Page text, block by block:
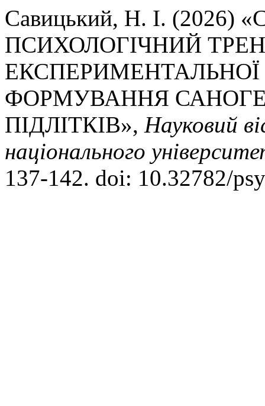
Савицький, Н. І. (2026)
ПСИХОЛОГІЧНИЙ
ФОРМУВАННЯ
ПІДЛІТКІВ», Науковий
національного
137-142. doi: 10.32782/